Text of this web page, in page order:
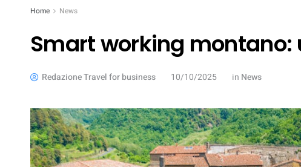
Home News
Smart working
Redazione Travel for business 10/10/2025 in News